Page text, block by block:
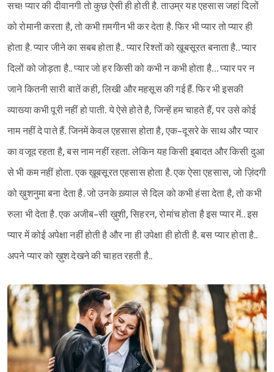
सच! प्यार की दीवानगी तो कुछ ऐसी ही होती है. ताउम्र यह एहसास जहां दिलों
को रोमानी करता है, तो कभी ग़मगीन भी कर देता है. फिर भी प्यार तो प्यार ही
होता है. प्यार जीने का सबब होता है.. प्यार रिश्तों को ख़ूबसूरत बनाता है.. प्यार
दिलों को जोड़ता है.. प्यार जो हर किसी को कभी न कभी होता है… प्यार पर न
जाने कितनी सारी बातें कही, लिखी और महसूस की गई हैं. फिर भी इसकी
व्याख्या कभी पूरी नहीं हो पाती. ये ऐसे होते है, जिन्हें हम चाहते हैं, पर उसे कोई
नाम नहीं दे पाते हैं. जिनमें केवल एहसास होता है, एक-दूसरे के साथ और प्यार
का वजूद रहता है, बस नाम नहीं रहता. लेकिन यह किसी इबादत और किसी दुआ
से भी कम नहीं होता. एक ख़ूबसूरत एहसास होता है. एक ऐसा एहसास, जो ज़िंदगी
को ख़ुशनुमा बना देता है. जो उनके ख़्याल से दिल को कभी हंसा देता है, तो कभी
रुला भी देता है. एक अजीब-सी ख़ुशी, सिहरन, रोमांच होता है इस प्यार में.. इस
प्यार में कोई अपेक्षा नहीं होती है और ना ही उपेक्षा ही होती है. बस प्यार होता है..
अपने प्यार को ख़ुश देखने की चाहत रहती है..